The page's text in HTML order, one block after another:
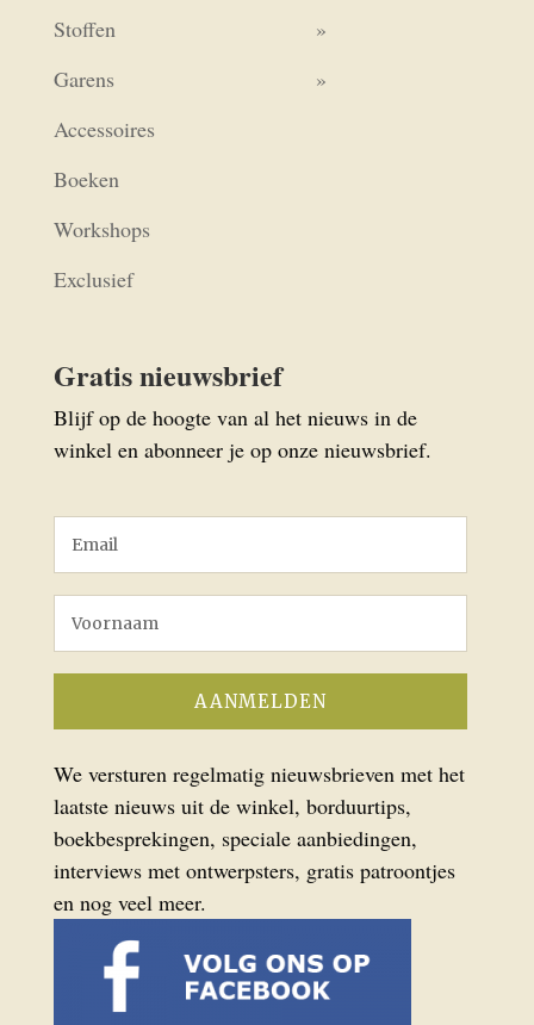
Stoffen
Garens
Accessoires
Boeken
Workshops
Exclusief
Gratis nieuwsbrief
Blijf op de hoogte van al het nieuws in de
winkel en abonneer je op onze nieuwsbrief.
We versturen regelmatig nieuwsbrieven met het
laatste nieuws uit de winkel, borduurtips,
boekbesprekingen, speciale aanbiedingen,
interviews met ontwerpsters, gratis patroontjes
en nog veel meer.